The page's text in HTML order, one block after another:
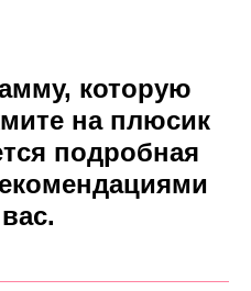
которую
на плюсик
подробная